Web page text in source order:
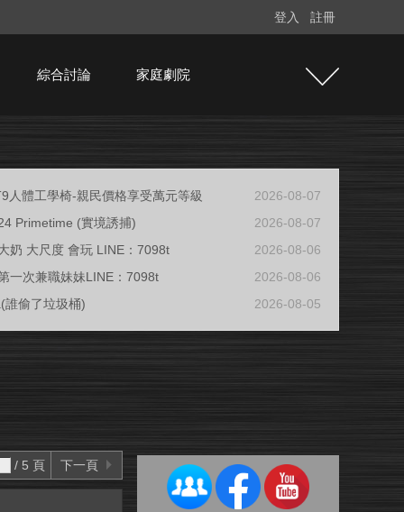
登入 註冊
綜合討論 家庭劇院
人體工學椅-親民價格享受萬元等級
2026-08-07
Primetime (實境誘捕)
2026-08-07
奶 大尺度 會玩 LINE：7098t
2026-08-06
一次兼職妹妹LINE：7098t
2026-08-06
誰偷了垃圾桶)
2026-08-05
/ 5 頁 下一頁